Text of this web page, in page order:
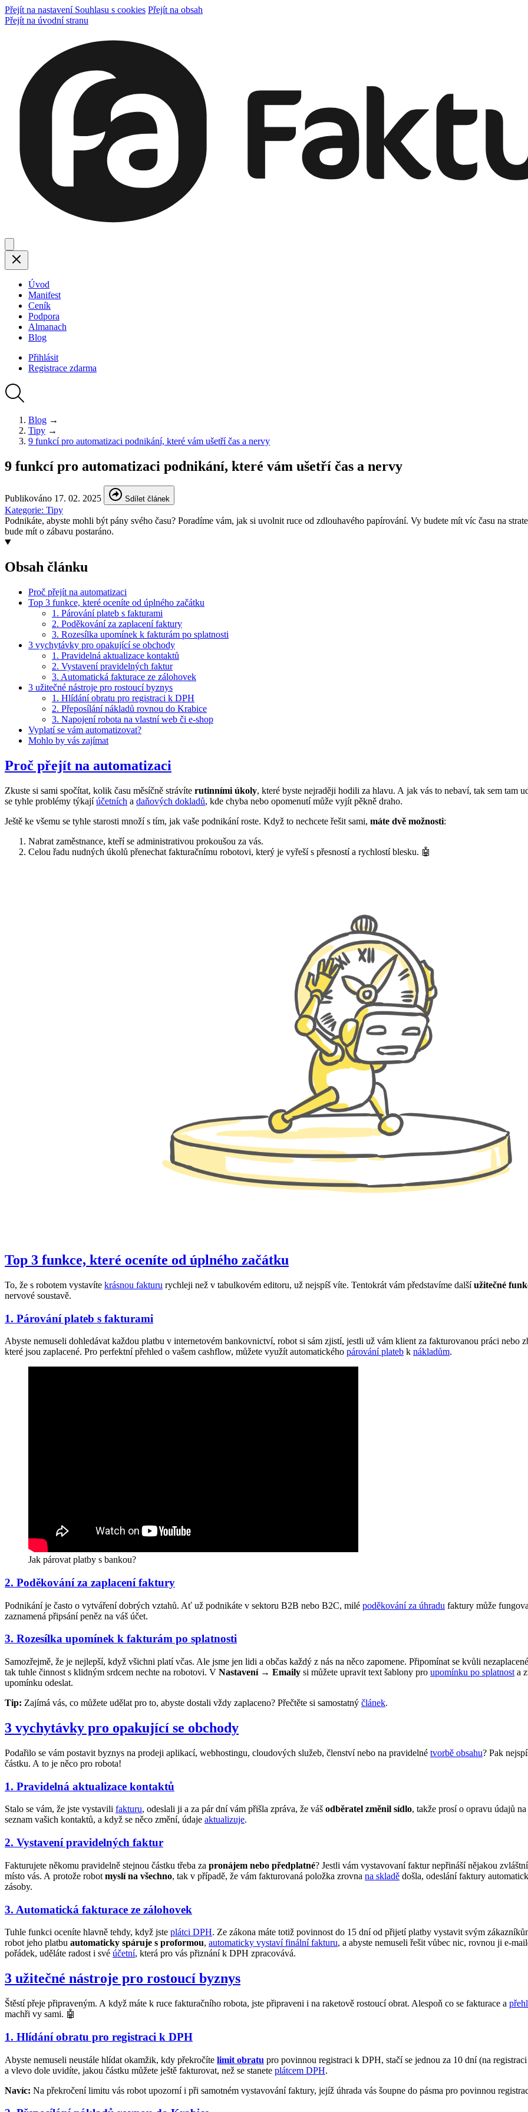
Přejít na nastavení Souhlasu s cookies Přejít na obsah
Přejít na úvodní stranu
Úvod
Manifest
Ceník
Podpora
Almanach
Blog
Přihlásit
Registrace zdarma
Blog →
Tipy →
9 funkcí pro automatizaci podnikání, které vám ušetří čas a nervy
9 funkcí pro automatizaci podnikání, které vám ušetří čas a nervy
Publikováno 17. 02. 2025 Sdílet článek
Kategorie: Tipy
Podnikáte, abyste mohli být pány svého času? Poradíme vám, jak si uvolnit ruce od zdlouhavého papírování. Vy budete mít víc času na
bude mít o zábavu postaráno.
Obsah článku
Proč přejít na automatizaci
Top 3 funkce, které oceníte od úplného začátku
1. Párování plateb s fakturami
2. Poděkování za zaplacení faktury
3. Rozesílka upomínek k fakturám po splatnosti
3 vychytávky pro opakující se obchody
1. Pravidelná aktualizace kontaktů
2. Vystavení pravidelných faktur
3. Automatická fakturace ze zálohovek
3 užitečné nástroje pro rostoucí byznys
1. Hlídání obratu pro registraci k DPH
2. Přeposílání nákladů rovnou do Krabice
3. Napojení robota na vlastní web či e-shop
Vyplatí se vám automatizovat?
Mohlo by vás zajímat
Proč přejít na automatizaci
Zkuste si sami spočítat, kolik času měsíčně strávíte rutinními úkoly, které byste nejraději hodili za hlavu. A jak vás to nebaví, tak sem tam
se tyhle problémy týkajíúčetních a daňových dokladů, kde chyba nebo opomenutí může vyjít pěkně draho.
Ještě ke všemu se tyhle starosti množí s tím, jak vaše podnikání roste. Když to nechcete řešit sami, máte dvě možnosti:
Nabrat zaměstnance, kteří se administrativou prokoušou za vás.
Celou řadu nudných úkolů přenechat fakturačnímu robotovi, který je vyřeší s přesností a rychlostí blesku. 🤖
Top 3 funkce, které oceníte od úplného začátku
To, že s robotem vystavíte krásnou fakturu rychleji než v tabulkovém editoru, už nejspíš víte. Tentokrát vám představíme dalšíužitečné
nervové soustavě.
1. Párování plateb s fakturami
Abyste nemuseli dohledávat každou platbu v internetovém bankovnictví, robot si sám zjistí, jestli už vám klient za fakturovanou práci
které jsou zaplacené. Pro perfektní přehled o vašem cashflow, můžete využít automatického párování plateb k nákladům.
Jak párovat platby s bankou?
2. Poděkování za zaplacení faktury
Podnikání je často o vytváření dobrých vztahů. Ať už podnikáte v sektoru B2B nebo B2C, milé poděkování za úhradu faktury může
zaznamená připsání peněz na váš účet.
3. Rozesílka upomínek k fakturám po splatnosti
Samozřejmě, že je nejlepší, když všichni platí včas. Ale jsme jen lidi a občas každý z nás na něco zapomene. Připomínat se kvůli
tak tuhle činnost s klidným srdcem nechte na robotovi. V Nastavení → Emaily si můžete upravit text šablony pro upomínku po splatnost a
upomínku odeslat.
Tip: Zajímá vás, co můžete udělat pro to, abyste dostali vždy zaplaceno? Přečtěte si samostatný článek.
3 vychytávky pro opakující se obchody
Podařilo se vám postavit byznys na prodeji aplikací, webhostingu, cloudových služeb, členství nebo na pravidelné tvorbě obsahu? Pak
částku. A to je něco pro robota!
1. Pravidelná aktualizace kontaktů
Stalo se vám, že jste vystavili fakturu, odeslali ji a za pár dní vám přišla zpráva, že váš odběratel změnil sídlo, takže prosí o opravu údajů
seznam vašich kontaktů, a když se něco změní, údaje aktualizuje.
2. Vystavení pravidelných faktur
Fakturujete někomu pravidelně stejnou částku třeba za pronájem nebo předplatné? Jestli vám vystavovaní faktur nepřináší nějakou
místo vás. A protože robot myslí na všechno, tak v případě, že vám fakturovaná položka zrovna na skladě došla, odeslání faktury
zásoby.
3. Automatická fakturace ze zálohovek
Tuhle funkci oceníte hlavně tehdy, když jste plátci DPH. Ze zákona máte totiž povinnost do 15 dní od přijetí platby vystavit svým
robot jeho platbu automaticky spáruje s proformou, automaticky vystaví finální fakturu, a abyste nemuseli řešit vůbec nic, rovnou ji e-
pořádek, uděláte radost i své účetní, která pro vás přiznání k DPH zpracovává.
3 užitečné nástroje pro rostoucí byznys
Štěstí přeje připraveným. A když máte k ruce fakturačního robota, jste připraveni i na raketově rostoucí obrat. Alespoň co se fakturace a
machři vy sami. 🤖
1. Hlídání obratu pro registraci k DPH
Abyste nemuseli neustále hlídat okamžik, kdy překročíte limit obratu pro povinnou registraci k DPH, stačí se jednou za 10 dní (na
a vlevo dole uvidíte, jakou částku můžete ještě fakturovat, než se stanete plátcem DPH.
Navíc: Na překročení limitu vás robot upozorní i při samotném vystavování faktury, jejíž úhrada vás šoupne do pásma pro povinnou